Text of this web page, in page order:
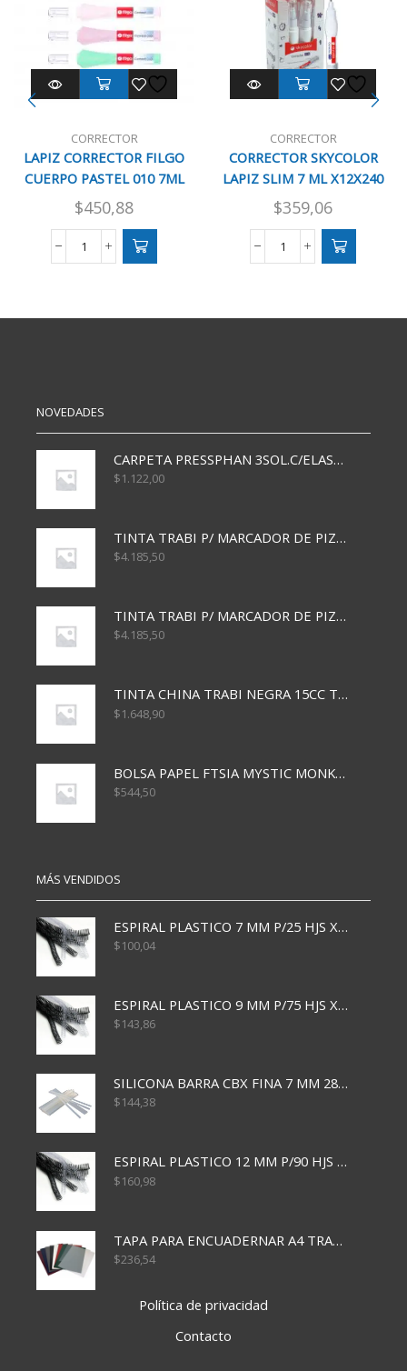
CORRECTOR
LAPIZ CORRECTOR FILGO
CUERPO PASTEL 010 7ML
CAJ*12
$450,88
LAPIZ
PASTEL
CORRECTOR
CORRECTOR SKYCOLOR
LAPIZ SLIM 7 ML X12X240
$359,06
CORRECTOR
7
NOVEDADES
CARPETA PRESSPHAN 3SOL.C/ELAST MARRON A4 P01A
$1.122,00
TINTA TRABI P/ MARCADOR DE PIZARRA x30ml AZUL
$4.185,50
TINTA TRABI P/ MARCADOR DE PIZARRA x30ml ROJO
$4.185,50
TINTA CHINA TRABI NEGRA 15CC TR3460
$1.648,90
BOLSA PAPEL FTSIA MYSTIC MONKEY 14/08/20
$544,50
MÁS VENDIDOS
ESPIRAL PLASTICO 7 MM P/25 HJS X50x3000
$100,04
ESPIRAL PLASTICO 9 MM P/75 HJS X50X2400
$143,86
SILICONA BARRA CBX FINA 7 MM 28 CM
$144,38
ESPIRAL PLASTICO 12 MM P/90 HJS X50X1500
$160,98
TAPA PARA ENCUADERNAR A4 TRANSP x50x500
$236,54
Política de privacidad
Contacto